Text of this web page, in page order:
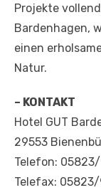
Projekte
Bardenhagen,
einen
Natur.
– KONTAKT
Hotel GUT
29553
Telefon:
Telefax: 05823/